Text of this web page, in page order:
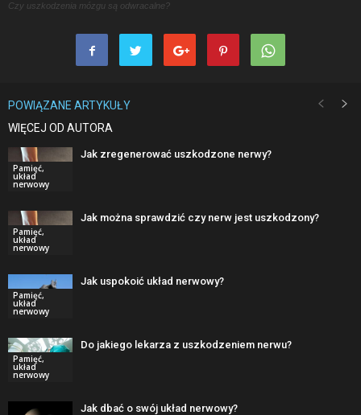
Czy uszkodzenia mózgu są odwracalne?
POWIĄZANE ARTYKUŁY
WIĘCEJ OD AUTORA
Pamięć,
układ
nerwowy
Jak zregenerować uszkodzone nerwy?
Pamięć,
układ
nerwowy
Jak można sprawdzić czy nerw jest uszkodzony?
Pamięć,
układ
nerwowy
Jak uspokoić układ nerwowy?
Pamięć,
układ
nerwowy
Do jakiego lekarza z uszkodzeniem nerwu?
Jak dbać o swój układ nerwowy?